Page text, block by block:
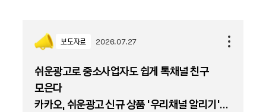
보도자료 2026.07.27
쉬운광고로 중소사업자도 쉽게 톡채널 친구
모은다
카카오, 쉬운광고 신규 상품 '우리채널 알리기'